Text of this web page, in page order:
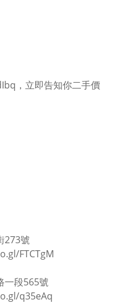
，立即告知你二手價
273號
FTCTgM
一段565號
q35eAq